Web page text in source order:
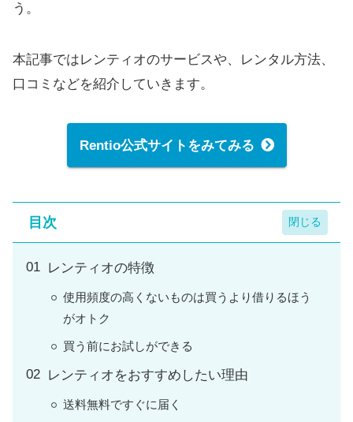
う。
本記事ではレンティオのサービスや、レンタル方法、
口コミなどを紹介していきます。
Rentio公式サイトをみてみる
目次
レンティオの特徴
使用頻度の高くないものは買うより借りるほう
がオトク
買う前にお試しができる
レンティオをおすすめしたい理由
送料無料ですぐに届く